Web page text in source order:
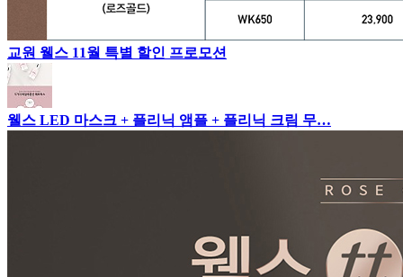
교원 웰스 11월 특별 할인 프로모션
웰스 LED 마스크 + 플리닉 앰플 + 플리닉 크림 무…